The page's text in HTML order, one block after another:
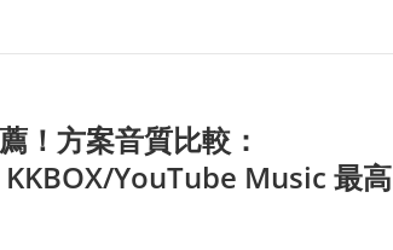
！方案音質比較：
YouTube Music 最高